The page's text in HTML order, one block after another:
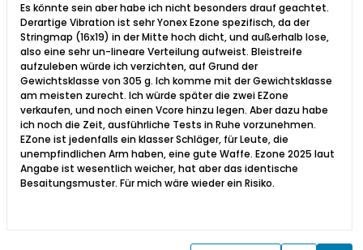
Es könnte sein aber habe ich nicht besonders drauf geachtet.
Derartige Vibration ist sehr Yonex Ezone spezifisch, da der
Stringmap (16x19) in der Mitte hoch dicht, und außerhalb lose,
also eine sehr un-lineare Verteilung aufweist. Bleistreife
aufzuleben würde ich verzichten, auf Grund der
Gewichtsklasse von 305 g. Ich komme mit der Gewichtsklasse
am meisten zurecht. Ich würde später die zwei EZone
verkaufen, und noch einen Vcore hinzu legen. Aber dazu habe
ich noch die Zeit, ausführliche Tests in Ruhe vorzunehmen.
EZone ist jedenfalls ein klasser Schläger, für Leute, die
unempfindlichen Arm haben, eine gute Waffe. Ezone 2025 laut
Angabe ist wesentlich weicher, hat aber das identische
Besaitungsmuster. Für mich wäre wieder ein Risiko.